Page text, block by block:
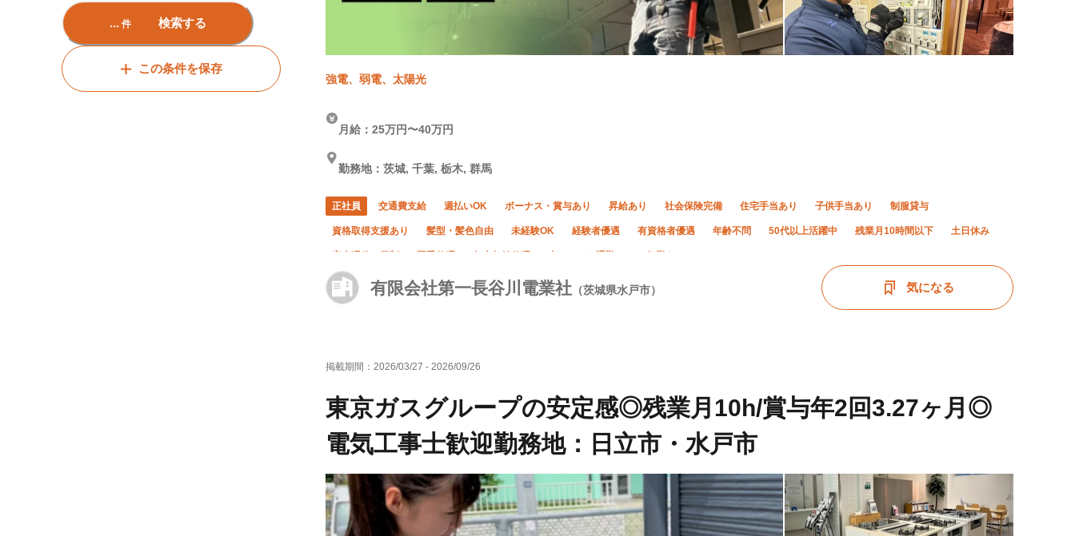
... 件 検索する
この条件を保存
強電、弱電、太陽光
有限会社第一長谷川電業社 （茨城県水戸市）
月給：25万円〜40万円
勤務地：茨城, 千葉, 栃木, 群馬
正社員 交通費支給 週払いOK ボーナス・賞与あり 昇給あり 社会保険完備 住宅手当あり 子供手当あり 制服貸与
資格取得支援あり 髪型・髪色自由 未経験OK 経験者優遇 有資格者優遇 年齢不問 50代以上活躍中 残業月10時間以下 土日休み
気になる
掲載期間： 2026/03/27 - 2026/09/26
東京ガスグループの安定感◎残業月10h/賞与年2回3.27ヶ月◎
電気工事士歓迎勤務地：日立市・水戸市